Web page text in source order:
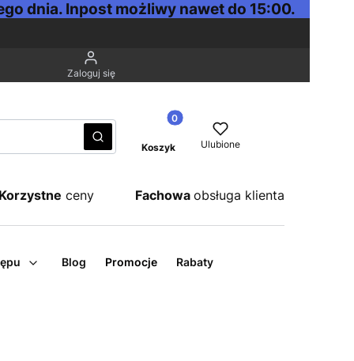
dnia. Inpost możliwy nawet do 15:00.
Zaloguj się
WyczyśćSzukaj
Produkty w koszyku: 0. Zobacz
Koszyk Ulubione
Korzystne ceny Fachowa obsługa klienta
Blog Promocje Rabaty